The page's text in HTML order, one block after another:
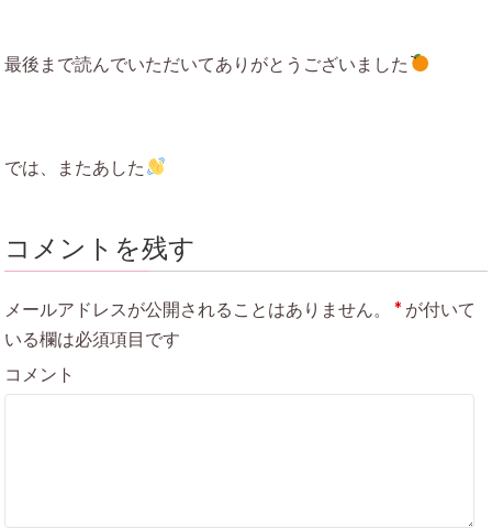
最後まで読んでいただいてありがとうございました
では、またあした
コメントを残す
メールアドレスが公開されることはありません。 * が付いて
いる欄は必須項目です
コメント